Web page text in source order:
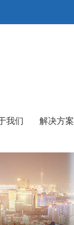
我们 解决方案